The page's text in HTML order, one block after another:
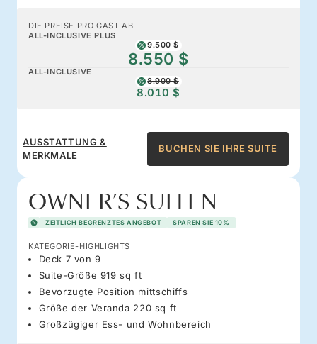
DIE PREISE PRO GAST AB
ALL-INCLUSIVE PLUS
9.500 $
8.550 $
ALL-INCLUSIVE
8.900 $
8.010 $
AUSSTATTUNG &
MERKMALE
BUCHEN SIE IHRE SUITE
OWNER’S SUITEN
ZEITLICH BEGRENZTES ANGEBOT SPAREN SIE 10%
KATEGORIE-HIGHLIGHTS
Deck 7 von 9
Suite-Größe 919 sq ft
Bevorzugte Position mittschiffs
Größe der Veranda 220 sq ft
Großzügiger Ess- und Wohnbereich